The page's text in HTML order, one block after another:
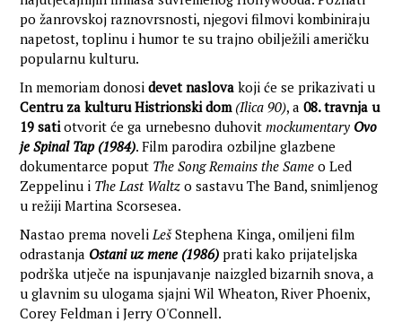
po žanrovskoj raznovrsnosti, njegovi filmovi kombiniraju
napetost, toplinu i humor te su trajno obilježili američku
popularnu kulturu.
In memoriam donosidevet naslova koji će se prikazivati u
Centru za kulturu Histrionski dom (Ilica 90), a08. travnja u
19 sati otvorit će ga urnebesno duhovit mockumentary Ovo
je Spinal Tap (1984). Film parodira ozbiljne glazbene
dokumentarce poput The Song Remains the Same o Led
Zeppelinu i The Last Waltz o sastavu The Band, snimljenog
u režiji Martina Scorsesea.
Nastao prema noveli LešStephena Kinga, omiljeni film
odrastanja Ostani uz mene (1986) prati kako prijateljska
podrška utječe na ispunjavanje naizgled bizarnih snova, a
u glavnim su ulogama sjajni Wil Wheaton, River Phoenix,
Corey Feldman i Jerry O'Connell.